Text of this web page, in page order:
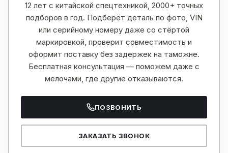
12 лет с китайской спецтехникой, 2000+ точных
подборов в год. Подберёт деталь по фото, VIN
или серийному номеру даже со стёртой
маркировкой, проверит совместимость и
оформит поставку без задержек на таможне.
Бесплатная консультация — поможем даже с
мелочами, где другие отказываются.
ПОЗВОНИТЬ
ЗАКАЗАТЬ ЗВОНОК